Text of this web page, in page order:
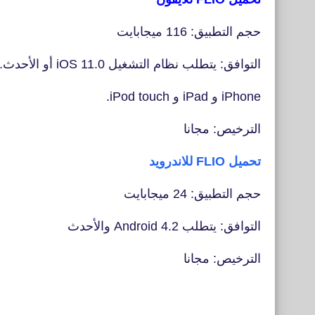
حجم التطبيق: 116 ميجابايت
التوافق: يتطلب نظام التشغيل iOS 11.0 أو الأحدث. متوافق مع
iPhone و iPad و iPod touch.
الترخيص: مجانا
تحميل FLIO للاندرويد
حجم التطبيق: 24 ميجابايت
التوافق: يتطلب Android 4.2 والأحدث
الترخيص: مجانا